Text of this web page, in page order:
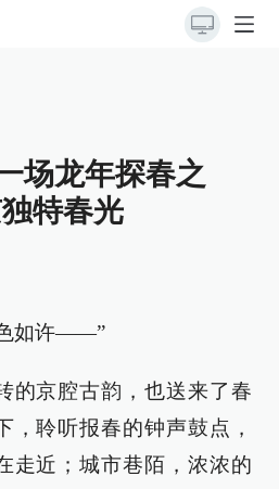
场龙年探春之
特春光
如许——”
的京腔古韵，也送来了春
，聆听报春的钟声鼓点，
走近；城市巷陌，浓浓的